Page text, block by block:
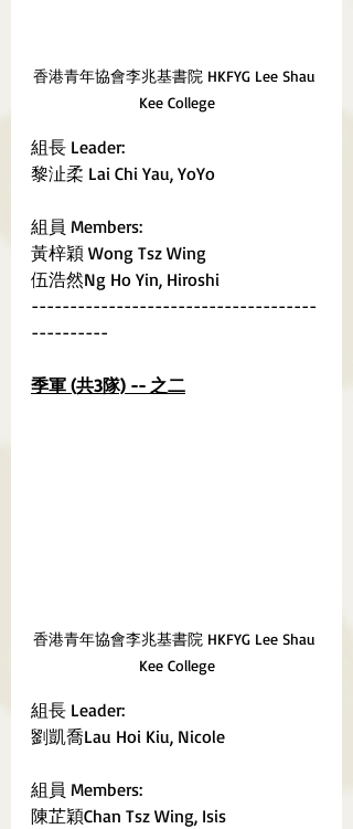
香港青年協會李兆基書院 HKFYG Lee Shau
Kee College
組長 Leader:
黎沚柔 Lai Chi Yau, YoYo
組員 Members:
伍浩然Ng Ho Yin, Hiroshi
-------------------------------------
----------
季軍 (共3隊) -- 之二
香港青年協會李兆基書院 HKFYG Lee Shau
Kee College
組長 Leader:
劉凱喬Lau Hoi Kiu, Nicole
組員 Members:
陳芷穎Chan Tsz Wing, Isis